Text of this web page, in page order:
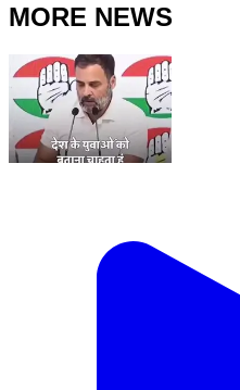
MORE NEWS